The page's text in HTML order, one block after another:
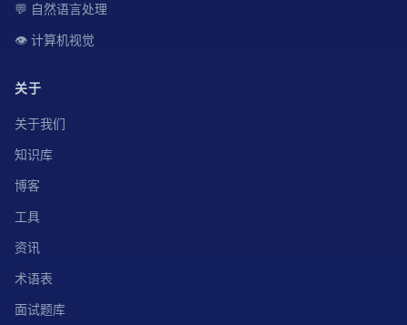
💬 自然语言处理
👁️ 计算机视觉
关于
关于我们
知识库
博客
工具
资讯
术语表
面试题库